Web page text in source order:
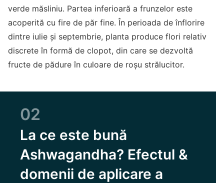
verde măsliniu. Partea inferioară a frunzelor este
acoperită cu fire de păr fine. În perioada de înflorire
dintre iulie și septembrie, planta produce flori relativ
discrete în formă de clopot, din care se dezvoltă
fructe de pădure în culoare de roșu strălucitor.
02
La ce este bună
Ashwagandha? Efectul &
domenii de aplicare a